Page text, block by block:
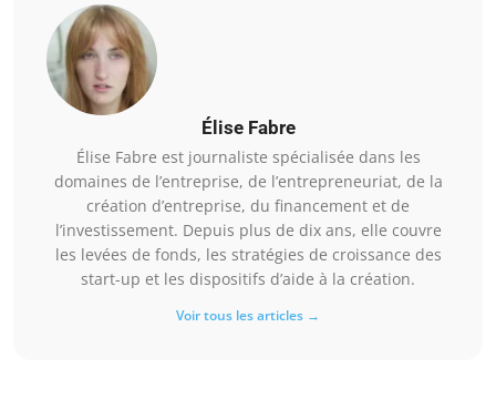
Élise Fabre
Élise Fabre est journaliste spécialisée dans les
domaines de l’entreprise, de l’entrepreneuriat, de la
création d’entreprise, du financement et de
l’investissement. Depuis plus de dix ans, elle couvre
les levées de fonds, les stratégies de croissance des
start-up et les dispositifs d’aide à la création.
Voir tous les articles →